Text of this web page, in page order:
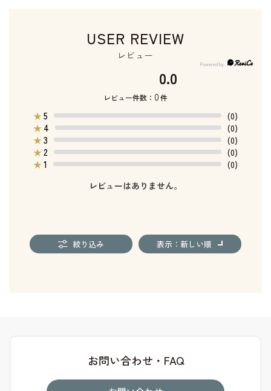
USER REVIEW
レビュー
0.0
レビュー件数： 0件
★5
(0)
★ 4
(0)
★3
(0)
★2
(0)
★1
(0)
レビューはありません。
絞り込み 表示：新しい順
お問い合わせ・FAQ